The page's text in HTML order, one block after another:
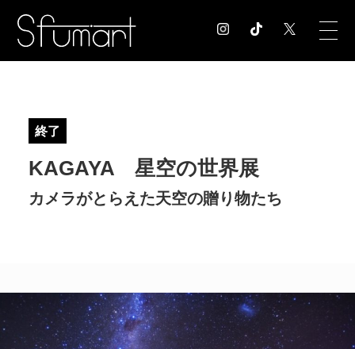
EXHIBITION 展覧会情報
MUSEUM 美術館情報
終了
KAGAYA 星空の世界展
カメラがとらえた天空の贈り物たち